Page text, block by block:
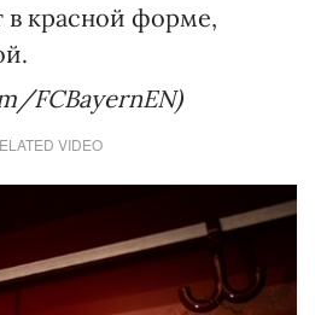
в красной форме,
FCBayernEN)
VIDEO